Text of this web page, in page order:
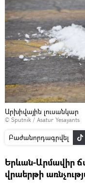
Արխիվային լուսանկար
© Sputnik / Asatur Yesayants
Բաժանորդագրվել
Երևան-Արմավիր
վրաերթի